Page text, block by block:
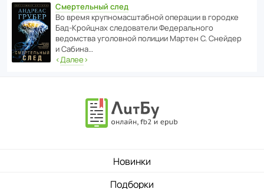
Смертельный след
Во время круп­но­мас­ш­та­бной операции в городке
Бад‑Крой­цнах следо­ва­тели Феде­раль­ного
ведомства уголо­вной полиции Мартен С. Снейдер
и Сабина…
‹Далее›
Новинки
Подборки